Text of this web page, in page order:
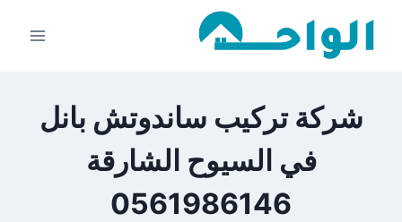
شركة تركيب ساندوتش بانل
في السيوح الشارقة
0561986146